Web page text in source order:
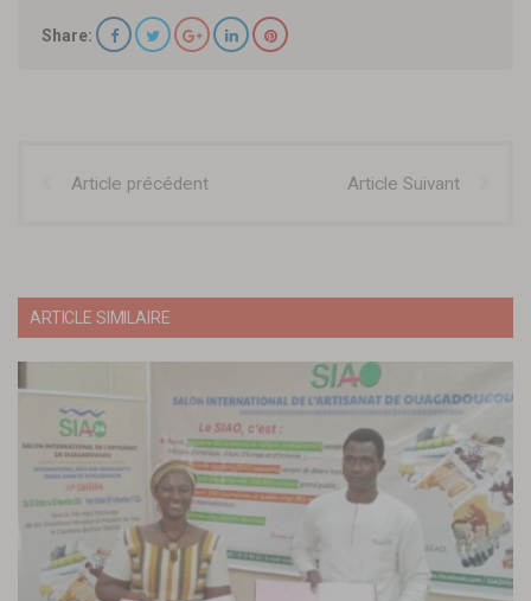
Share:
Article précédent Article Suivant
ARTICLE SIMILAIRE